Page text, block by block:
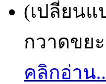
(เปลี่ยนแ
กวาดขยะ
คลิกอ่าน